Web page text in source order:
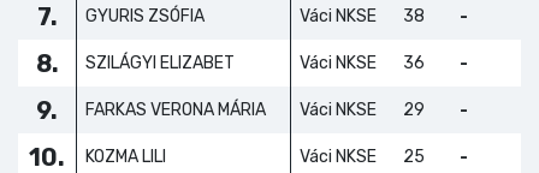
7. GYURIS ZSÓFIA Váci NKSE 38 -
8. SZILÁGYI ELIZABET Váci NKSE 36 -
9. FARKAS VERONA MÁRIA Váci NKSE 29 -
10. KOZMA LILI Váci NKSE 25 -